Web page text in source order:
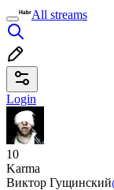
All streams
Login
10
Karma
Виктор Гущинский